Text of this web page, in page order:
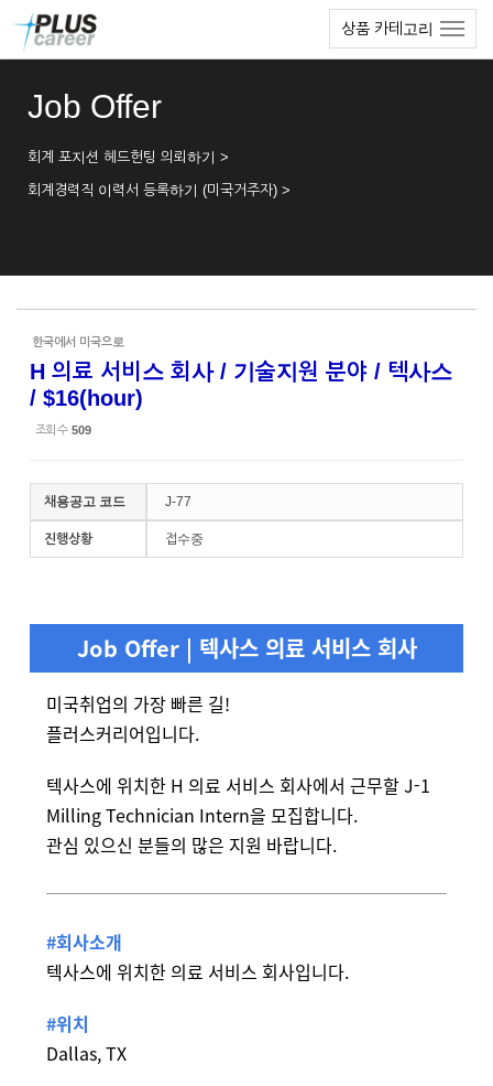
상품 카테고리
Job Offer
회계 포지션 헤드헌팅 의뢰하기 >
회계경력직 이력서 등록하기 (미국거주자) >
한국에서 미국으로
H 의료 서비스 회사 / 기술지원 분야 / 텍사스
/ $16(hour)
조회 수 509
채용공고 코드 J-77
진행상황 접수중
Job Offer | 텍사스 의료 서비스 회사
미국취업의 가장 빠른 길!
플러스커리어입니다.
텍사스에 위치한 H 의료 서비스 회사에서 근무할 J-1
Milling Technician Intern을 모집합니다.
관심 있으신 분들의 많은 지원 바랍니다.
#회사소개
텍사스에 위치한 의료 서비스 회사입니다.
#위치
Dallas, TX